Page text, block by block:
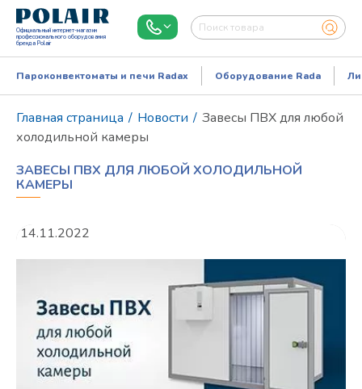
Официальный интернет-магазин
профессионального оборудования
бренда Polair
Пн..Пт: 9.00-18.00
Пароконвектоматы и печи Radax Оборудование Rada
Главная страница / Новости / Завесы ПВХ для любой
холодильной камеры
ЗАВЕСЫ ПВХ ДЛЯ ЛЮБОЙ ХОЛОДИЛЬНОЙ
КАМЕРЫ
14.11.2022